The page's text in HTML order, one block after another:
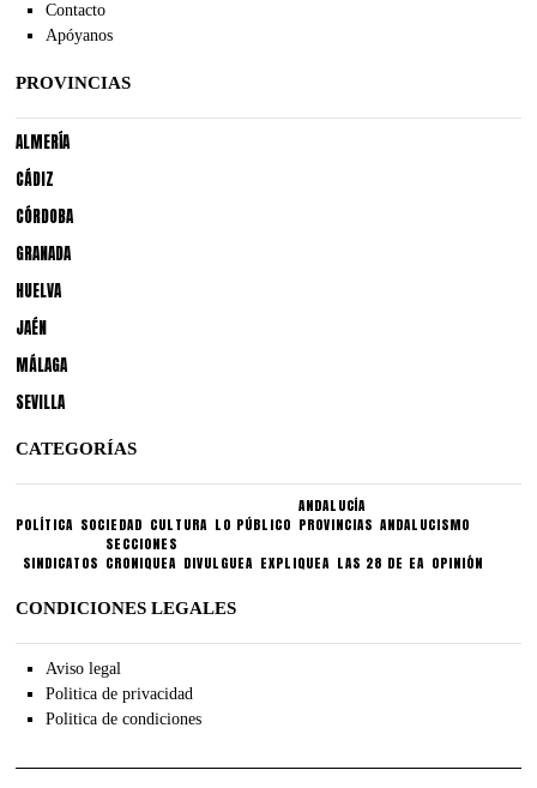
Contacto
Apóyanos
PROVINCIAS
ALMERÍA
CÁDIZ
CÓRDOBA
GRANADA
HUELVA
JAÉN
MÁLAGA
SEVILLA
CATEGORÍAS
POLÍTICA SOCIEDAD CULTURA LO PÚBLICO
ANDALUCÍA
PROVINCIAS ANDALUCISMO
SINDICATOS
SECCIONES
CRONIQUEA DIVULGUEA EXPLIQUEA LAS 28 DE EA OPINIÓN
CONDICIONES LEGALES
Aviso legal
Politica de privacidad
Politica de condiciones